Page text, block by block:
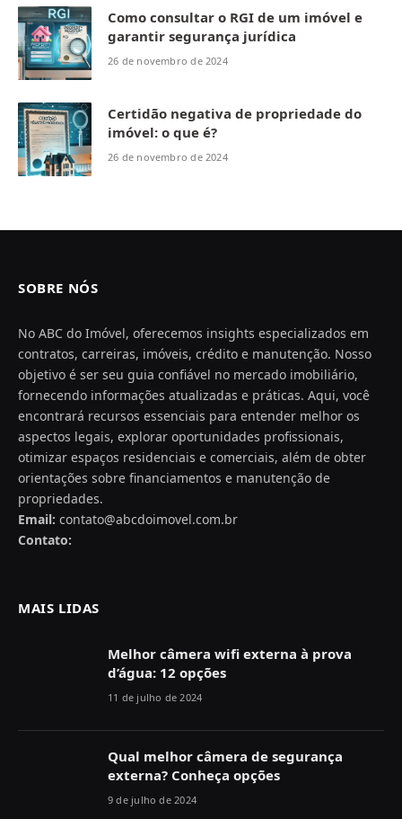
Como consultar o RGI de um imóvel e
garantir segurança jurídica
26 de novembro de 2024
Certidão negativa de propriedade do
imóvel: o que é?
26 de novembro de 2024
SOBRE NÓS
No ABC do Imóvel, oferecemos insights especializados em
contratos, carreiras, imóveis, crédito e manutenção. Nosso
objetivo é ser seu guia confiável no mercado imobiliário,
fornecendo informações atualizadas e práticas. Aqui, você
encontrará recursos essenciais para entender melhor os
aspectos legais, explorar oportunidades profissionais,
otimizar espaços residenciais e comerciais, além de obter
orientações sobre financiamentos e manutenção de
propriedades.
Email: contato@abcdoimovel.com.br
Contato:
MAIS LIDAS
Melhor câmera wifi externa à prova
d’água: 12 opções
11 de julho de 2024
Qual melhor câmera de segurança
externa? Conheça opções
9 de julho de 2024